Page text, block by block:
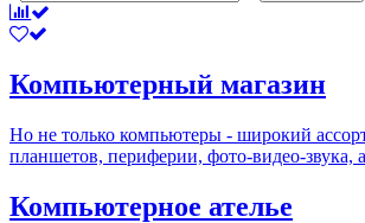
Компьютерный магазин
Но не только компьютеры - широкий
планшетов, периферии, фото-видео-звука,
Компьютерное ателье